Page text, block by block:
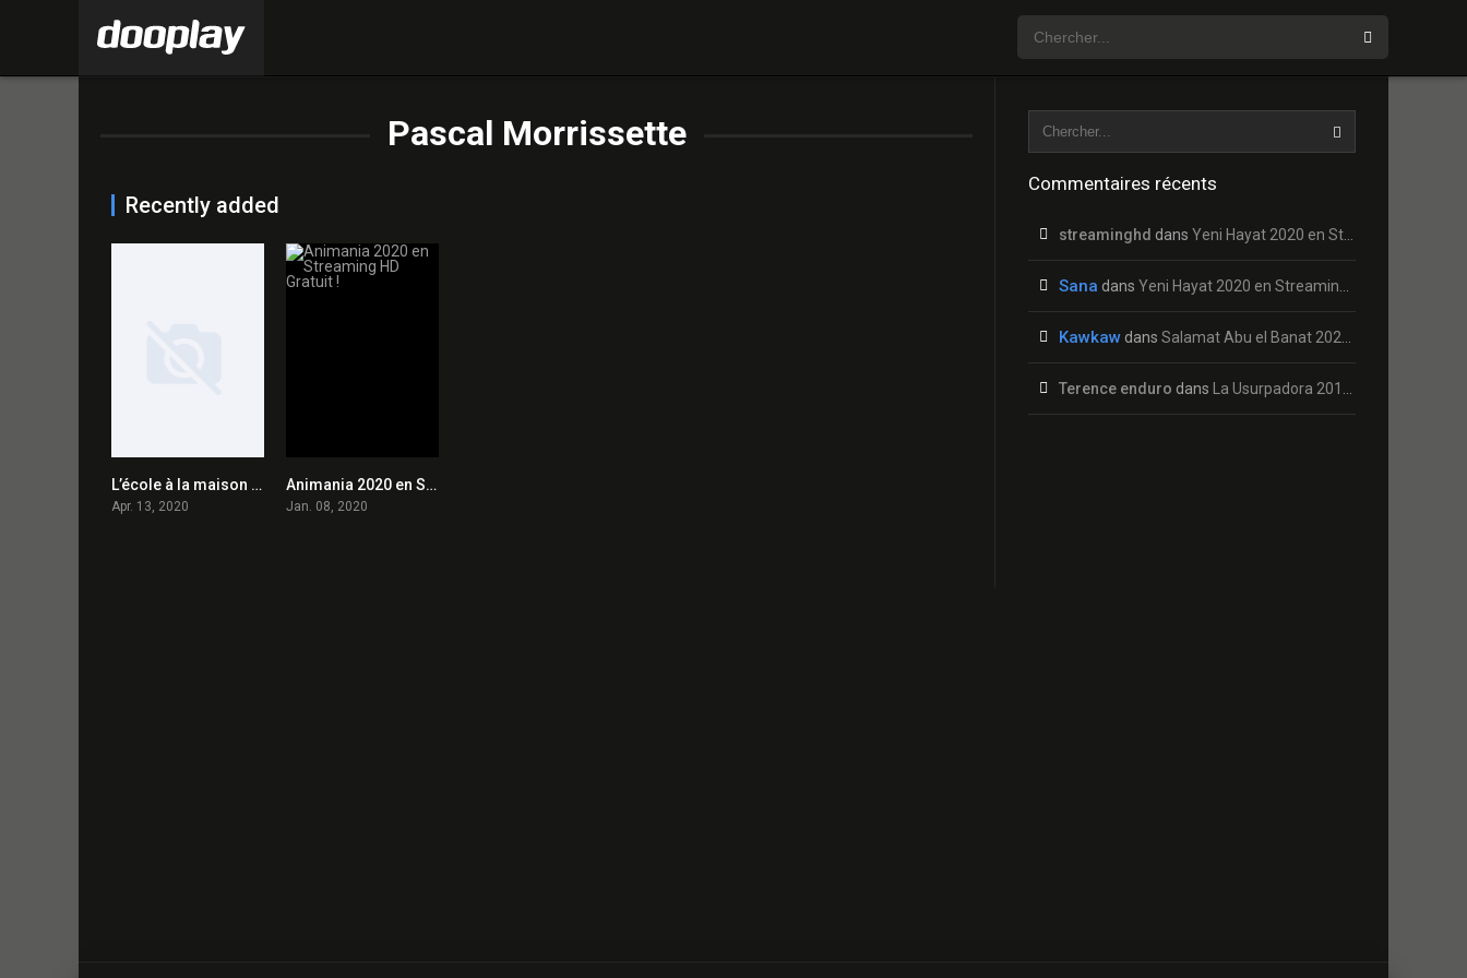
Pascal Morrissette
Recently added
0L’école à la maison 2020 en Streaming HD Gratuit !
Apr. 13, 2020
0Animania 2020 en Streaming HD Gratuit !
Jan. 08, 2020
Commentaires récents
streaminghd dans Yeni Hayat 2020 en Streaming HD Gratuit !
Sana dans Yeni Hayat 2020 en Streaming HD Gratuit !
Kawkaw dans Salamat Abu el Banat 2020 en Streaming HD Gratuit !
Terence enduro dans La Usurpadora 2019 en Streaming HD Gratuit !